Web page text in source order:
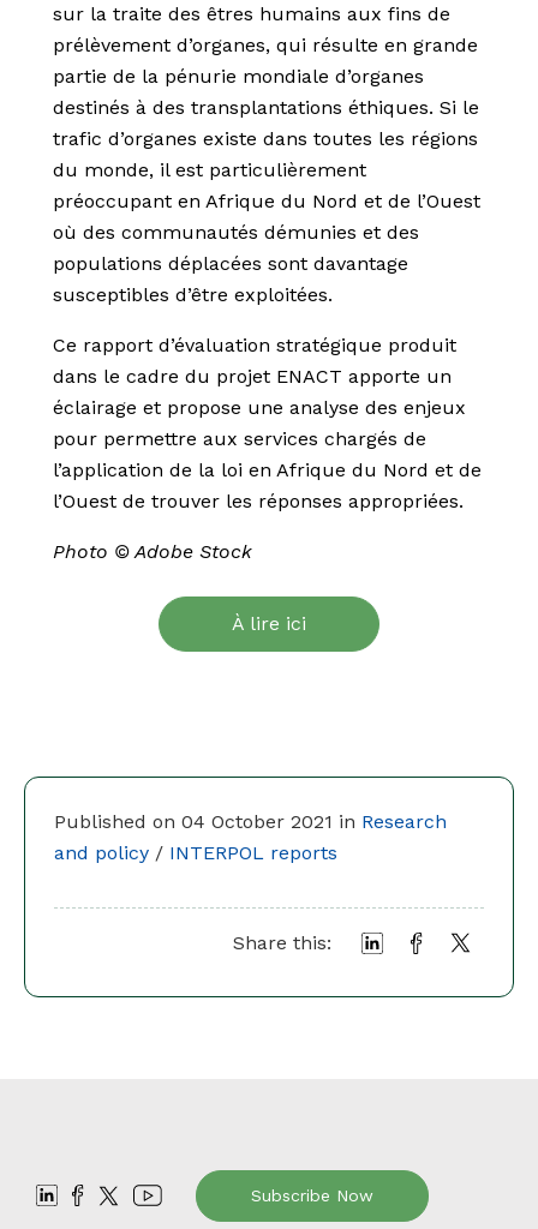
Published on 04 October 2021 in Research
and policy / INTERPOL reports
Share this:
sur la traite des êtres humains aux fins de
prélèvement d’organes, qui résulte en grande
partie de la pénurie mondiale d’organes
destinés à des transplantations éthiques. Si le
trafic d’organes existe dans toutes les régions
du monde, il est particulièrement
préoccupant en Afrique du Nord et de l’Ouest
où des communautés démunies et des
populations déplacées sont davantage
susceptibles d’être exploitées.
Ce rapport d’évaluation stratégique produit
dans le cadre du projet ENACT apporte un
éclairage et propose une analyse des enjeux
pour permettre aux services chargés de
l’application de la loi en Afrique du Nord et de
l’Ouest de trouver les réponses appropriées.
Photo © Adobe Stock
À lire ici
Subscribe Now